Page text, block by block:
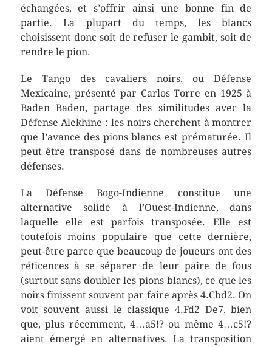
échangées, et s’offrir ainsi une bonne fin de
partie. La plupart du temps, les blancs
choisissent donc soit de refuser le gambit, soit de
rendre le pion.
Le Tango des cavaliers noirs, ou Défense
Mexicaine, présenté par Carlos Torre en 1925 à
Baden Baden, partage des similitudes avec la
Défense Alekhine : les noirs cherchent à montrer
que l’avance des pions blancs est prématurée. Il
peut être transposé dans de nombreuses autres
défenses.
La Défense Bogo-Indienne constitue une
alternative solide à l’Ouest-Indienne, dans
laquelle elle est parfois transposée. Elle est
toutefois moins populaire que cette dernière,
peut-être parce que beaucoup de joueurs ont des
réticences à se séparer de leur paire de fous
(surtout sans doubler les pions blancs), ce que les
noirs finissent souvent par faire après 4.Cbd2. On
voit souvent aussi le classique 4.Fd2 De7, bien
que, plus récemment, 4…a5!? ou même 4…c5!?
aient émergé en alternatives. La transposition